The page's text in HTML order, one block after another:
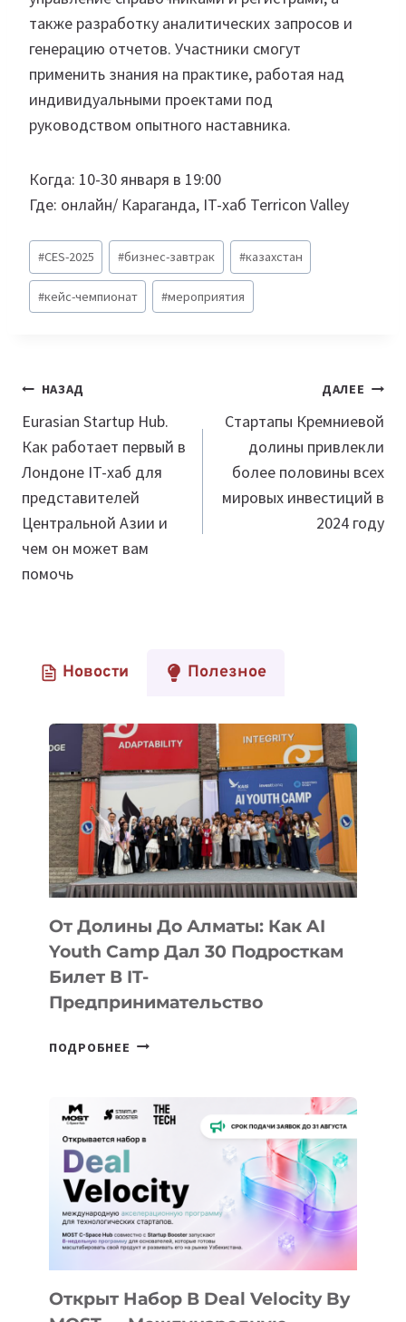
также разработку аналитических запросов и
генерацию отчетов. Участники смогут
применить знания на практике, работая над
индивидуальными проектами под
руководством опытного наставника.
Когда: 10-30 января в 19:00
Где: онлайн/ Караганда, IT-хаб Terricon Valley
Метки
записи:
#CES-2025 #бизнес-завтрак #казахстан
#кейс-чемпионат #мероприятия
Навигация
по
записям
НАЗАД
Eurasian Startup Hub.
Как работает первый в
Лондоне IT-хаб для
представителей
Центральной Азии и
чем он может вам
помочь
ДАЛЕЕ
Стартапы Кремниевой
долины привлекли
более половины всех
мировых инвестиций в
2024 году
Новости Полезное
От Долины До Алматы: Как AI
Youth Camp Дал 30 Подросткам
Билет В IT-
Предпринимательство
ПОДРОБНЕЕ ОТ
АЛМАТЫ:
AI
YOUTH
CAMP
ДАЛ
30
ПОДРОСТКАМ
БИЛЕТ
Открыт Набор В Deal Velocity By